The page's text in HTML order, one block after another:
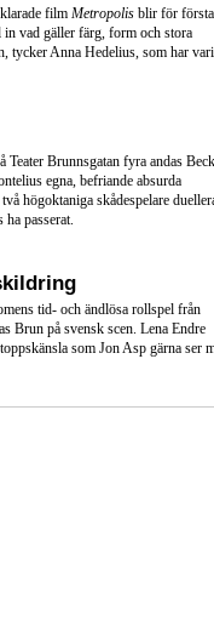
film Metropolis blir för första
in vad gäller färg, form och stora
tycker Anna Hedelius, som har
Teater Brunnsgatan fyra andas
egna, befriande absurda
högoktaniga skådespelare
passerat.
tid- och ändlösa rollspel från
Brun på svensk scen. Lena Endre
som Jon Asp gärna ser